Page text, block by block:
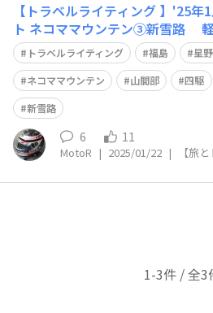
【トラベルライティング 】'25年
ト ネコママウンテン③新雪路 軽油の給油を済ませて、
山荘に向けて山間部へ踏み入りま
コンセントを設置したのでEVで来
😀 （航続距離いっぱいの230km
電機を使用） ただ、雪道…E
トラベルライティング 福島
星
ネコママウンテン
山間部 四駆
新雪路
6 11
MotoR | 2025/01/22 | 【旅
1-3件 / 全3